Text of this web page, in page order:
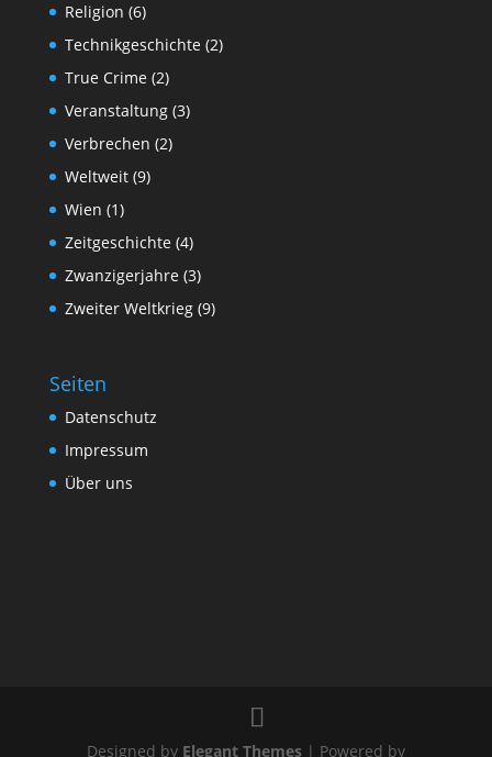
Religion (6)
Technikgeschichte(2)
True Crime(2)
Veranstaltung(3)
Verbrechen (2)
Weltweit(9)
Wien (1)
Zeitgeschichte(4)
Zwanzigerjahre(3)
Zweiter Weltkrieg(9)
Seiten
Datenschutz
Impressum
Über uns
Designed by Elegant Themes| Powered by